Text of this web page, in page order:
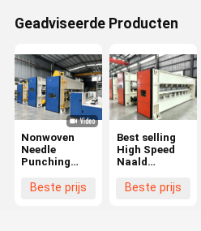
Geadviseerde Producten
Nonwoven
Needle
Punching
Beste prijs
Best selling
High Speed
Naald
Machine met
Beste prijs